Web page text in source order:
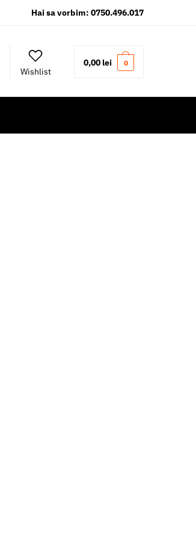
Hai sa vorbim: 0750.496.017
Wishlist
0,00 lei 0